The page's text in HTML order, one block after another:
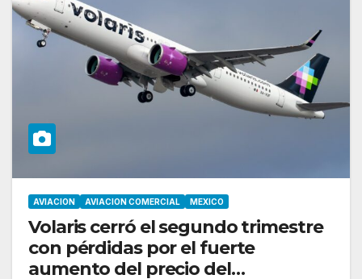
AVIACION AVIACION COMERCIAL MEXICO
Volaris cerró el segundo trimestre
con pérdidas por el fuerte
aumento del precio del